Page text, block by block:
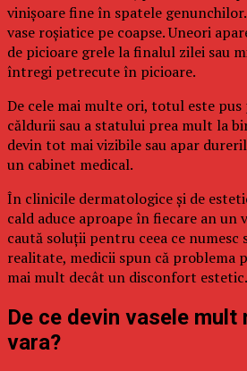
vinișoare fine în spatele
vase roșiatice pe coapse. Uneori
de picioare grele la finalul zilei sau
întregi petrecute în picioare.
De cele mai multe ori, totul este pus
căldurii sau a statului prea mult la
devin tot mai vizibile sau apar
un cabinet medical.
În clinicile dermatologice și de
cald aduce aproape în fiecare an un
caută soluții pentru ceea ce numesc
realitate, medicii spun că problema
mai mult decât un disconfort estetic.
De ce devin vasele mult
vara?